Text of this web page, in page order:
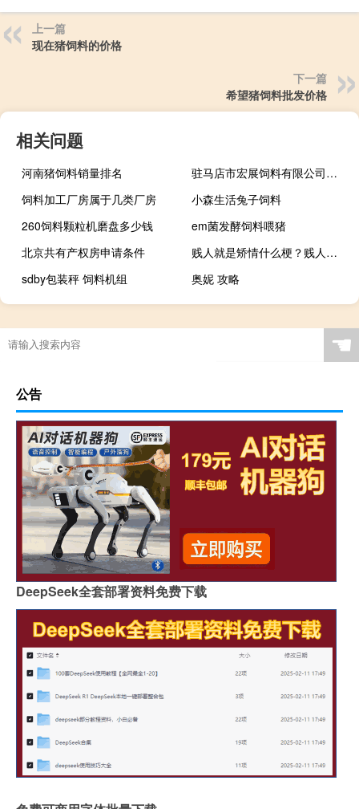
上一篇
现在猪饲料的价格
下一篇
希望猪饲料批发价格
相关问题
河南猪饲料销量排名
驻马店市宏展饲料有限公司营业执照
饲料加工厂房属于几类厂房
小森生活兔子饲料
260饲料颗粒机磨盘多少钱
em菌发酵饲料喂猪
北京共有产权房申请条件
贱人就是矫情什么梗？贱人就是矫情是什么意思什么梗
sdby包装秤 饲料机组
奥妮 攻略
☚
公告
DeepSeek全套部署资料免费下载